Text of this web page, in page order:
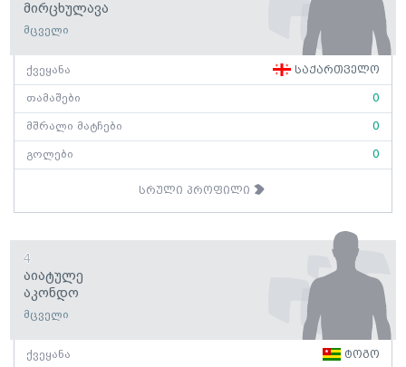
Მირცხულავა
მცველი
ქვეყანა საქართველო
თამაშები 0
მშრალი მატჩები 0
გოლები 0
სრული პროფილი
4
Აიატულე
Აკონდო
მცველი
ქვეყანა ტოგო